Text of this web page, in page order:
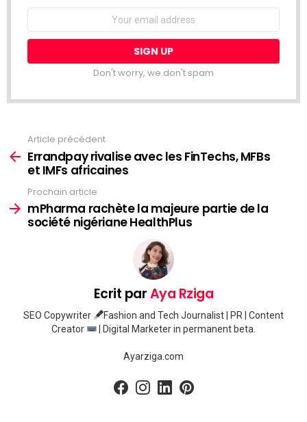
Don't worry, we don't spam
plus
Article précédent
Errandpay rivalise avec les FinTechs, MFBs
et IMFs africaines
Prochain article
mPharma rachète la majeure partie de la
société nigériane HealthPlus
Ecrit parAya Rziga
SEO Copywriter
Fashion and Tech Journalist | PR | Content
Creator
| Digital Marketer in permanent beta.
Ayarziga.com